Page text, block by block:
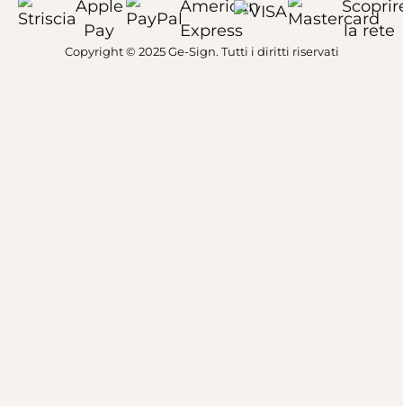
Copyright © 2025 Ge-Sign. Tutti i diritti riservati